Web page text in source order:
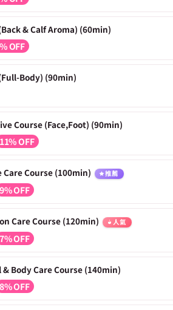
& Calf Aroma) (60min)
OFF
Body) (90min)
Course (Face,Foot) (90min)
11% OFF
Course (100min) 推薦
9% OFF
Care Course (120min) 人氣
7% OFF
& Body Care Course (140min)
8% OFF